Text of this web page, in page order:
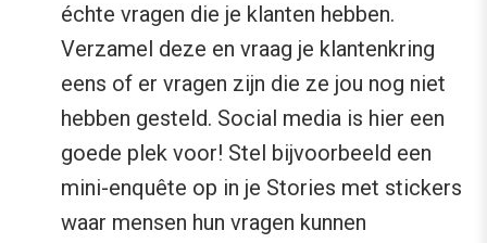
échte vragen die je klanten hebben.
Verzamel deze en vraag je klantenkring
eens of er vragen zijn die ze jou nog niet
hebben gesteld. Social media is hier een
goede plek voor! Stel bijvoorbeeld een
mini-enquête op in je Stories met stickers
waar mensen hun vragen kunnen